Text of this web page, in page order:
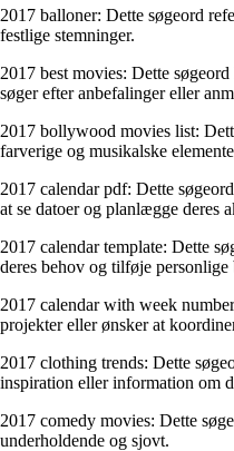
2017 balloner: Dette søgeord
festlige stemninger.
2017 best movies: Dette
søger efter anbefalinger eller
2017 bollywood movies list:
farverige og musikalske
2017 calendar pdf: Dette
at se datoer og planlægge deres
2017 calendar template: Dette
deres behov og tilføje personlige
2017 calendar with week
projekter eller ønsker at
2017 clothing trends: Dette
inspiration eller information om
2017 comedy movies: Dette
underholdende og sjovt.